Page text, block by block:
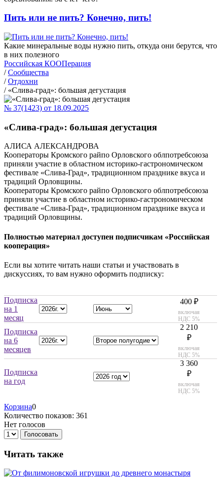
Пить или не пить? Конечно, пить!
Какие минеральные воды нужно пить, откуда они берутся, что
в них полезного
Российская КООПерация
/ Сообщества
/ Отдохни
/ «Слива-град»: большая дегустация
№ 37(1423) от 18.09.2025
«Слива-град»: большая дегустация
АЛИСА АЛЕКСАНДРОВА
Кооператоры Кромского райпо Орловского облпотребсоюза
приняли участие в областном историко-гастрономическом
фестивале «Слива-Град», традиционном празднике вкуса и
традиций Орловщины.
Кооператоры Кромского райпо Орловского облпотребсоюза
приняли участие в областном историко-гастрономическом
фестивале «Слива-Град», традиционном празднике вкуса и
традиций Орловщины.
Полностью материал доступен подписчикам «Российская
кооперация»
Если вы хотите читать наши статьи и участвовать в
дискуссиях, то вам нужно оформить подписку:
Подписка
на 1
месяц
400 ₽
включая
НДС 5%
Подписка
на 6
месяцев
2 210
₽
включая
НДС 5%
Подписка
на год
3 360
₽
включая
НДС 5%
Корзина0
Количество показов: 361
Нет голосов
Голосовать
Читать также